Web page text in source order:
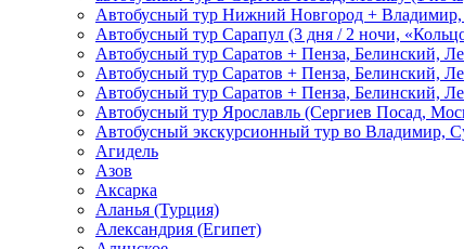
Автобусный тур Нижний Новгород + Владимир,
Автобусный тур Сарапул (3 дня / 2 ночи,
Автобусный тур Саратов + Пенза, Белинский,
Автобусный тур Саратов + Пенза, Белинский,
Автобусный тур Саратов + Пенза, Белинский,
Автобусный тур Ярославль (Сергиев Посад,
Автобусный экскурсионный тур во Владимир,
Агидель
Азов
Аксарка
Аланья (Турция)
Александрия (Египет)